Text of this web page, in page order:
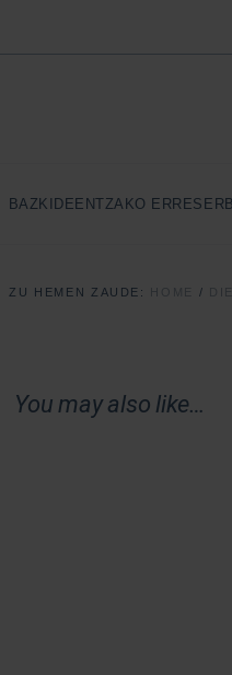
BAZKIDEENTZAKO
ZU HEMEN ZAUDE: HOME /
You may also like…